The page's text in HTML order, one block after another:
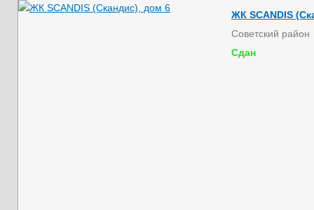
ЖК SCANDIS
Советский район
Сдан